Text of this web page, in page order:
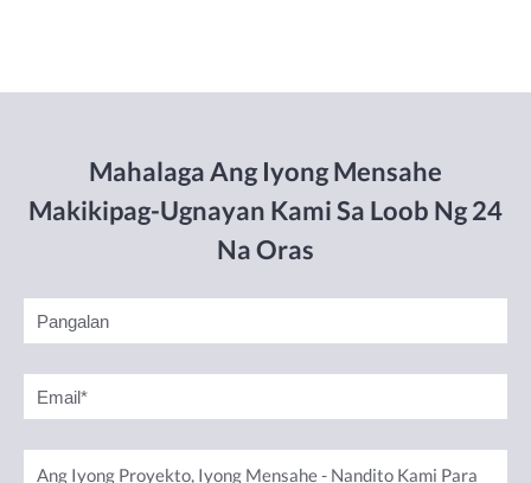
Mahalaga Ang Iyong Mensahe
Makikipag-Ugnayan Kami Sa Loob Ng 24
Na Oras